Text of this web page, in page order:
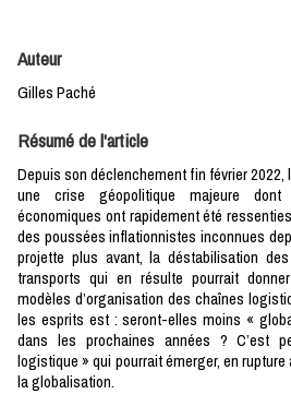
Auteur
Gilles Paché
Résumé de l'article
Depuis son déclenchement fin février 2022, la guerre en Ukraine constitue
une crise géopolitique majeure dont
économiques ont rapidement été
des poussées inflationnistes inconnues
projette plus avant, la déstabilisation
transports qui en résulte pourrait
modèles d’organisation des chaînes
les esprits est : seront-elles moins «
dans les prochaines années ? C’est
logistique » qui pourrait émerger, en
la globalisation.